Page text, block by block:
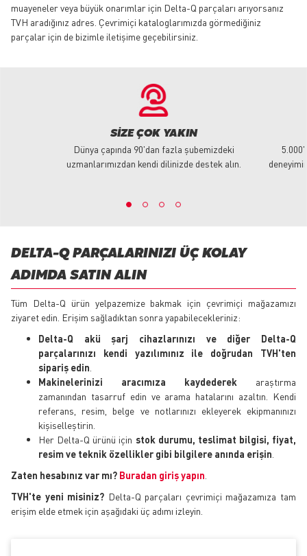
muayeneler veya büyük onarımlar için Delta-Q parçaları arıyorsanız
TVH aradığınız adres. Çevrimiçi kataloglarımızda görmediğiniz
parçalar için de bizimle iletişime geçebilirsiniz.
SIZE ÇOK YAKIN
Dünya çapında 90'dan fazla şubemizdeki
uzmanlarımızdan kendi dilinizde destek alın.
DELTA-Q PARÇALARINIZI ÜÇ KOLAY
ADIMDA SATIN ALIN
Tüm Delta-Q ürün yelpazemize bakmak için çevrimiçi mağazamızı
ziyaret edin. Erişim sağladıktan sonra yapabilecekleriniz:
Delta-Q akü şarj cihazlarınızı ve diğer Delta-Q
parçalarınızı kendi yazılımınız ile doğrudan TVH'ten
sipariş edin
Makinelerinizi aracımıza kaydederek araştırma
zamanından tasarruf edin ve arama hatalarını azaltın. Kendi
referans, resim, belge ve notlarınızı ekleyerek ekipmanınızı
kişiselleştirin.
Her Delta-Q ürünü için stok durumu, teslimat bilgisi, fiyat,
resim ve teknik özellikler gibi bilgilere anında erişin
Zaten hesabınız var mı? Buradan giriş yapın
TVH'te yeni misiniz? Delta-Q parçaları çevrimiçi mağazamıza tam
erişim elde etmek için aşağıdaki üç adımı izleyin.